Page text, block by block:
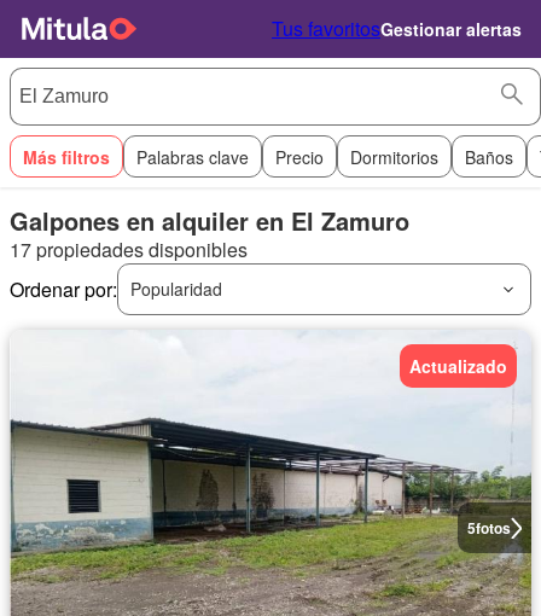
Tus favoritosGestionar alertas
Más filtros Palabras clave Precio Dormitorios Baños
Galpones en alquiler en El Zamuro
17 propiedades disponibles
Ordenar por:
Popularidad
5fotos
Actualizado